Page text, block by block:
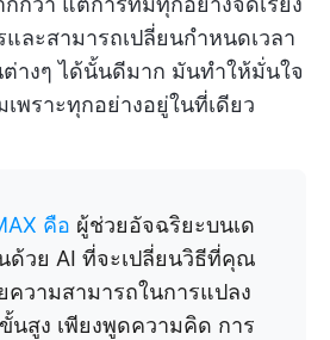
ละสามารถเปลี่ยนกำหนดเวลา
างๆ ได้นั้นดีมาก มันทำให้มั่นใจ
พราะทุกอย่างอยู่ในที่เดียว
คือ ผู้ช่วยอัจฉริยะบนเด
ด้วย AI ที่จะเปลี่ยนวิธีที่คุณ
วามสามารถในการแปลง
นสูง เพียงพูดความคิด การ